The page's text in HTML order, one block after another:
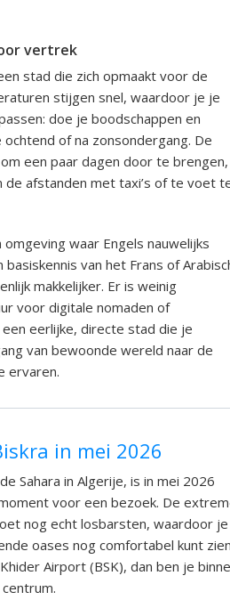
vertrek
stad die zich opmaakt voor de
stijgen snel, waardoor je je
doe je boodschappen en
of na zonsondergang. De
een paar dagen door te brengen,
de afstanden met taxi’s of te voet
waar Engels nauwelijks
van het Frans of
makkelijker. Er is weinig
voor digitale nomaden of
eerlijke, directe stad die je
van bewoonde wereld naar de
ervaren.
in mei 2026
Sahara in Algerije, is in mei 2026
voor een bezoek. De
nog echt losbarsten, waardoor je
oases nog comfortabel kunt
Airport (BSK), dan ben je